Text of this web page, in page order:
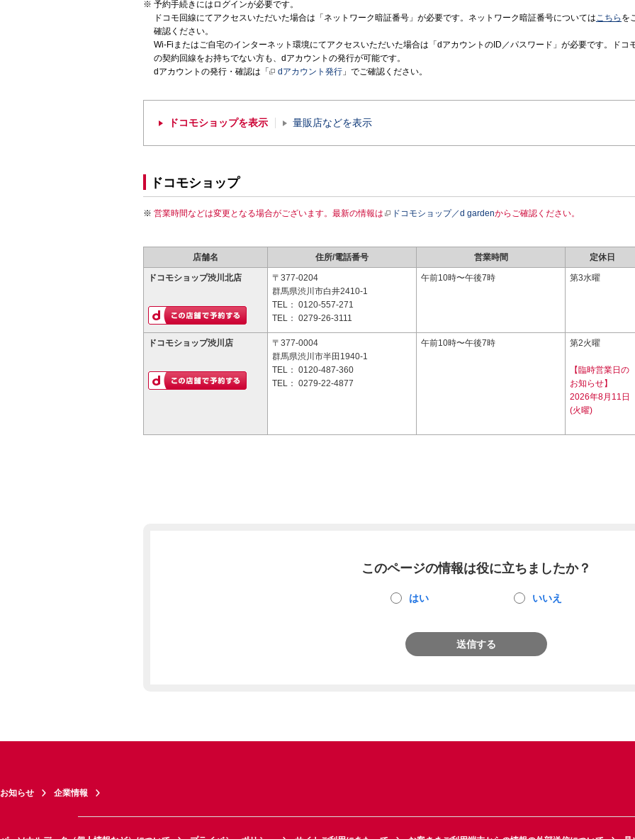
予約手続きにはログインが必要です。
ドコモ回線にてアクセスいただいた場合は「ネットワーク暗証番号」が必要です。ネットワーク暗証番号についてはこちら を
確認ください。
Wi-Fiまたはご自宅のインターネット環境にてアクセスいただいた場合は「dアカウントのID／パスワード」が必要です。ドコ
の契約回線をお持ちでない方も、dアカウントの発行が可能です。
dアカウントの発行・確認は「
dアカウント発行 」でご確認ください。
ドコモショップを表示 量販店などを表示
ドコモショップ
営業時間などは変更となる場合がございます。最新の情報は ドコモショップ／d gardenからご確認ください。
店舗名 住所/電話番号 営業時間 定休日
ドコモショップ渋川北店
〒377-0204
群馬県渋川市白井2410-1
TEL： 0120-557-271
TEL： 0279-26-3111
午前10時〜午後7時 第3水曜
ドコモショップ渋川店
〒377-0004
群馬県渋川市半田1940-1
TEL： 0120-487-360
TEL： 0279-22-4877
午前10時〜午後7時 第2火曜
【臨時営業日の
お知らせ】
2026年8月11日
(火曜)
このページの情報は役に立ちましたか？
はい いいえ
送信する
お知らせ 企業情報